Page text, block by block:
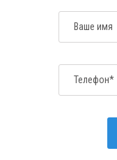
Ваше имя
Телефон*